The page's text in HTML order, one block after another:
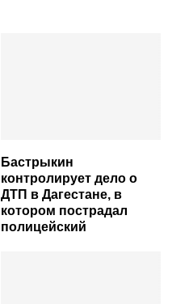
Бастрыкин
контролирует дело о
ДТП в Дагестане, в
котором пострадал
полицейский